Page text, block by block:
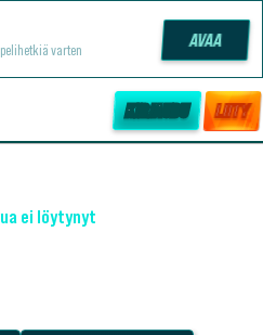
varten AVAA
KIRJAUDU LIITY
ei löytynyt